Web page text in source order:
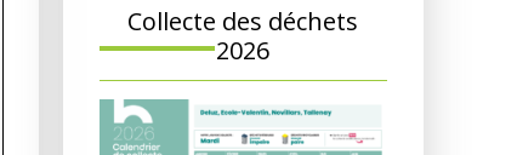
Collecte des déchets
2026